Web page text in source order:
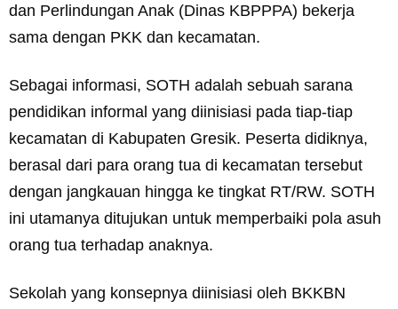
dan Perlindungan Anak (Dinas KBPPPA) bekerja
sama dengan PKK dan kecamatan.
Sebagai informasi, SOTH adalah sebuah sarana
pendidikan informal yang diinisiasi pada tiap-tiap
kecamatan di Kabupaten Gresik. Peserta didiknya,
berasal dari para orang tua di kecamatan tersebut
dengan jangkauan hingga ke tingkat RT/RW. SOTH
ini utamanya ditujukan untuk memperbaiki pola asuh
orang tua terhadap anaknya.
Sekolah yang konsepnya diinisiasi oleh BKKBN